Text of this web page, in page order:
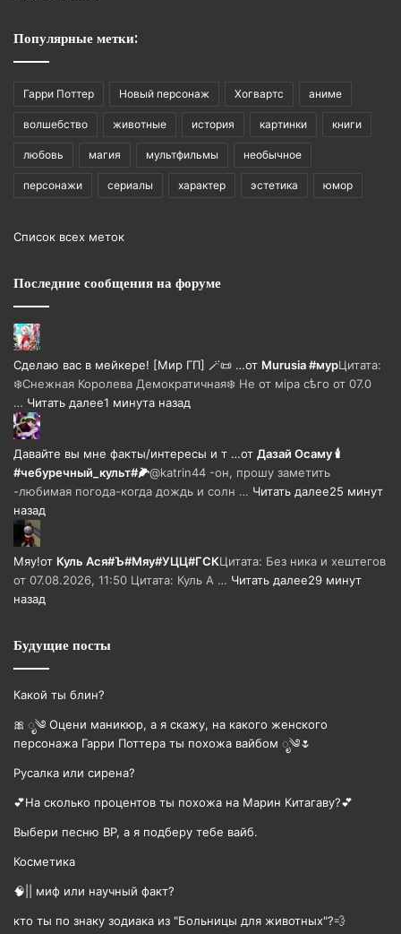
Популярные метки:
Гарри Поттер Новый персонаж Хогвартс аниме
волшебство животные история картинки книги
любовь магия мультфильмы необычное
персонажи сериалы характер эстетика юмор
Список всех меток
Последние сообщения на форуме
Сделаю вас в мейкере! [Мир ГП] 🪄📜 …от Murusia #мурЦитата:
❄️Снежная Королева Демократичная❄️ Не от мiра сѣго от 07.0
… Читать далее1 минута назад
Давайте вы мне факты/интересы и т …от Дазай Осаму 🕯
#чебуречный_культ#🌽@katrin44 -он, прошу заметить
-любимая погода-когда дождь и солн … Читать далее25 минут
назад
Мяу!от Куль Ася#Ъ#Мяу#УЦЦ#ГСКЦитата: Без ника и хештегов
от 07.08.2026, 11:50 Цитата: Куль А … Читать далее29 минут
назад
Будущие посты
Какой ты блин?
🎀 ೃ༄ Оцени маникюр, а я скажу, на какого женского
персонажа Гарри Поттера ты похожа вайбом ೃ༄🌷
Русалка или сирена?
💕На сколько процентов ты похожа на Марин Китагаву?💕
Выбери песню BP, а я подберу тебе вайб.
Косметика
🧠|| миф или научный факт?
кто ты по знаку зодиака из "Больницы для животных"?💨